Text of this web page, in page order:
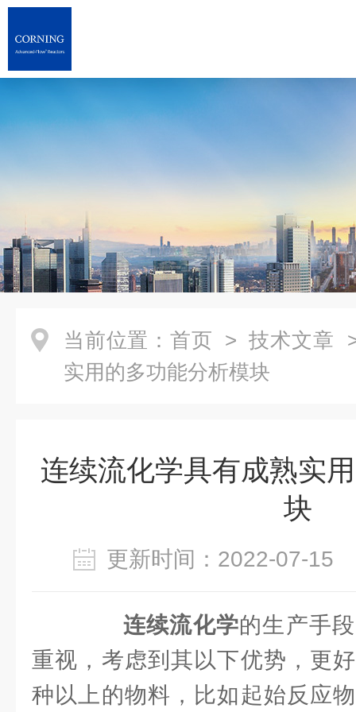
当前位置： 首页 > 技术文章
实用的多功能分析模块
连续流化学具有成熟实
块
更新时间：2022-07-
连续流化学的生产手
重视，考虑到其以下优势，更
种以上的物料，比如起始反应